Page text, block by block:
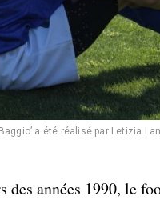
a été réalisé par Letizia
des années 1990, le